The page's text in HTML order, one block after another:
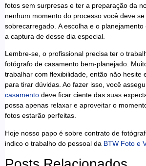
fotos sem surpresas e ter a preparação da
nenhum momento do processo você deve
sobrecarregado. A escolha e o
a captura de desse dia especial.
Lembre-se, o profissional precisa ter o
fotógrafo de casamento bem-planejado.
trabalhar com flexibilidade, então não hesite
para tirar dúvidas. Ao fazer isso, você
casamento deve ficar ciente das suas
possa apenas relaxar e aproveitar o
fotos estarão perfeitas.
Hoje nosso papo é sobre contrato de
indico o trabalho do pessoal da BTW Foto e